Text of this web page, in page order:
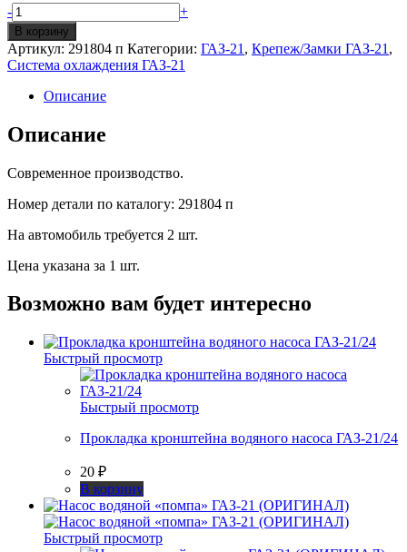
Количество
Шпилька
крепления
водяного
насоса
М10х1х42
ГАЗ-21
- +
В корзину
Артикул: 291804 п Категории: ГАЗ-21 , Крепеж/Замки ГАЗ-21 ,
Система охлаждения ГАЗ-21
Описание
Описание
Современное производство.
Номер детали по каталогу: 291804 п
На автомобиль требуется 2 шт.
Цена указана за 1 шт.
Возможно вам будет интересно
Быстрый просмотр
Быстрый просмотр
Прокладка кронштейна водяного насоса ГАЗ-21/24
20 ₽
В корзину
Быстрый просмотр